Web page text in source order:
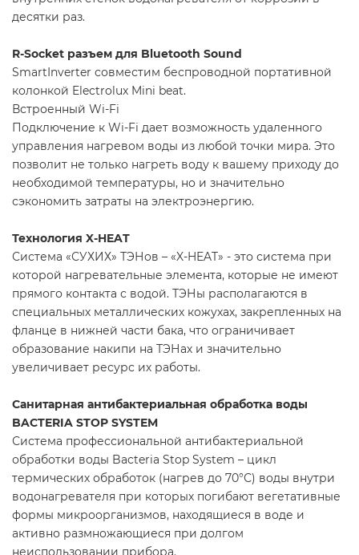
десятки раз.
R-Socket разъем для Bluetooth Sound
SmartInverter совместим беспроводной портативной
колонкой Electrolux Mini beat.
Встроенный Wi-Fi
Подключение к Wi-Fi дает возможность удаленного
управления нагревом воды из любой точки мира. Это
позволит не только нагреть воду к вашему приходу до
необходимой температуры, но и значительно
сэкономить затраты на электроэнергию.
Технология X-HEAT
Система «СУХИХ» ТЭНов – «X-HEAT» - это система при
которой нагревательные элемента, которые не имеют
прямого контакта с водой. ТЭНы располагаются в
специальных металлических кожухах, закрепленных на
фланце в нижней части бака, что ограничивает
образование накипи на ТЭНах и значительно
увеличивает ресурс их работы.
Санитарная антибактериальная обработка воды
BACTERIA STOP SYSTEM
Система профессиональной антибактериальной
обработки воды Bacteria Stop System – цикл
термических обработок (нагрев до 70°С) воды внутри
водонагревателя при которых погибают вегетативные
формы микроорганизмов, находящиеся в воде и
активно размножающиеся при долгом
неиспользовании прибора.